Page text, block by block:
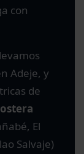
con
Adeje, y
de
El
Salvaje)